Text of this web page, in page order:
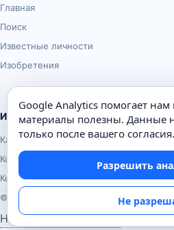
Главная
Поиск
Известные личности
Изобретения
Информация
Карта сайта
Контакты
Конфиденциальность
© Почемуха.ру, 2010–2026
Настройки аналитики
Google Analytics помогает нам
материалы полезны. Данные
только после вашего согласия.
Разрешить
Не